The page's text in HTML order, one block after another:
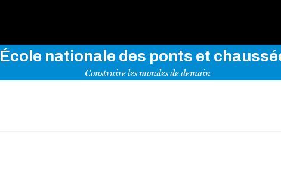
École nationale des ponts et
Construire les mondes de demain